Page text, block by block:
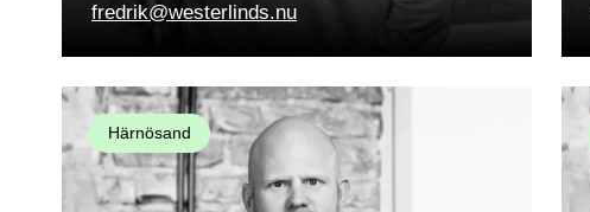
fredrik@westerlinds.nu
Härnösand